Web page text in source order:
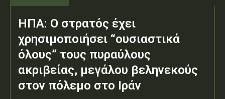
ΗΠΑ: Ο στρατός έχει
χρησιμοποιήσει “ουσιαστικά
όλους” τους πυραύλους
ακριβείας, μεγάλου βεληνεκούς
στον πόλεμο στο Ιράν